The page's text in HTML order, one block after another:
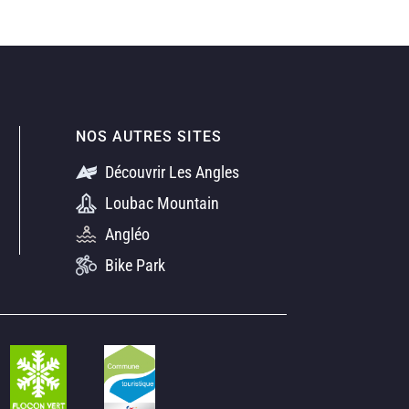
NOS AUTRES SITES
Découvrir Les Angles
Loubac Mountain
Angléo
Bike Park